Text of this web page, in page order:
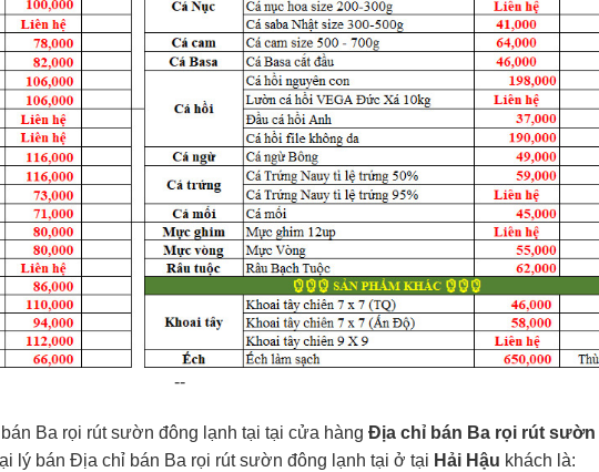
--
Ba rọi rút sườn đông lạnh tại tại cửa hàng Địa chỉ bán Ba rọi rút sườn
lý bán Địa chỉ bán Ba rọi rút sườn đông lạnh tại ở tại Hải Hậu khách là: